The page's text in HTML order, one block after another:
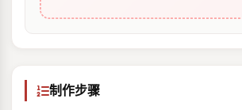
制作步骤